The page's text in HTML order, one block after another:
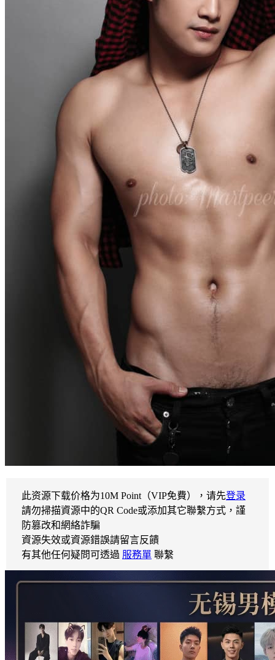
此资源下载价格为10M Point（VIP免費），请先登录
請勿掃描資源中的QR Code或添加其它聯繫方式，謹
防篡改和網絡詐騙
資源失效或資源錯誤請留言反饋
有其他任何疑問可透過 服務單 聯繫